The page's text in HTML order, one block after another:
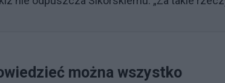
można wszystko